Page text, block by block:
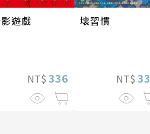
遊戲
NT$ 336
壞習慣
NT$